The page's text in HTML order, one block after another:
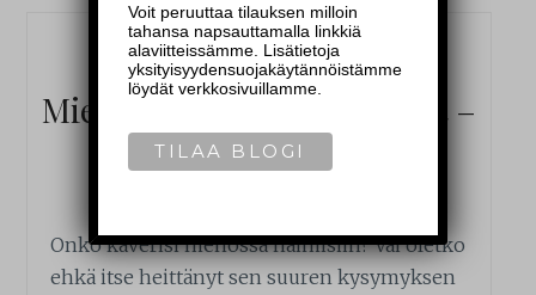
—MALELIFESTYLE
Miesten ja naisten polttarit –
ihan eri bileet?
Onko kaverisi menossa naimisiin? Vai oletko
ehkä itse heittänyt sen suuren kysymyksen
Voit peruuttaa tilauksen milloin
tahansa napsauttamalla linkkiä
alaviitteissämme. Lisätietoja
yksityisyydensuojakäytännöistämme
löydät verkkosivuillamme.